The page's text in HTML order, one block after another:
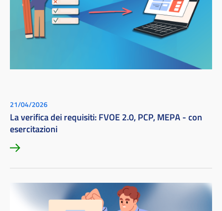
21/04/2026
La verifica dei requisiti: FVOE 2.0, PCP, MEPA - con
esercitazioni